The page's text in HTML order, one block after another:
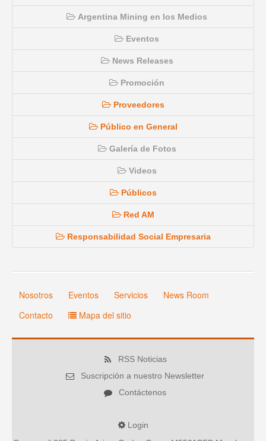
Argentina Mining en los Medios
Eventos
News Releases
Promoción
Proveedores
Público en General
Galería de Fotos
Videos
Públicos
Red AM
Responsabilidad Social Empresaria
Nosotros Eventos Servicios
News Room
Contacto
Mapa del sitio
RSS Noticias
Suscripción a nuestro Newsletter
Contáctenos
Login